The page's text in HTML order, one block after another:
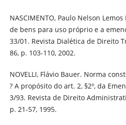
NASCIMENTO, Paulo Nelson
de bens para uso próprio e a
33/01. Revista Dialética de Direito
86, p. 103-110, 2002.
NOVELLI, Flávio Bauer. Norma
? A propósito do art. 2, §2º, da
3/93. Revista de Direito
p. 21-57, 1995.